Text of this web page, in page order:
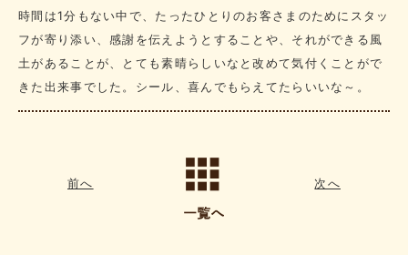
時間は1分もない中で、たったひとりのお客さまのためにスタッ
フが寄り添い、感謝を伝えようとすることや、それができる風
土があることが、とても素晴らしいなと改めて気付くことがで
きた出来事でした。シール、喜んでもらえてたらいいな～。
前へ 次へ